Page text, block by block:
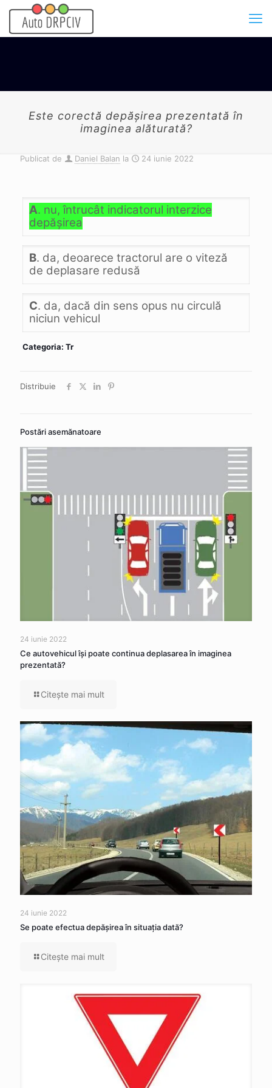
Este corectă depăşirea prezentată în
imaginea alăturată?
Publicat de Daniel Balan la 24 iunie 2022
A. nu, întrucât indicatorul interzice
depăşirea
B. da, deoarece tractorul are o viteză
de deplasare redusă
C. da, dacă din sens opus nu circulă
niciun vehicul
Categoria: Tr
Distribuie
Postări asemănatoare
24 iunie 2022
Ce autovehicul îşi poate continua deplasarea în imaginea
prezentată?
Citeşte mai mult
24 iunie 2022
Se poate efectua depăşirea în situaţia dată?
Citeşte mai mult